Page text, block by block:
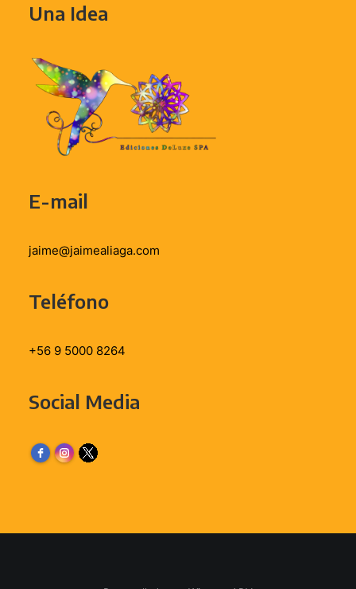
Una Idea
E-mail
jaime@jaimealiaga.com
Teléfono
+56 9 5000 8264
Social Media